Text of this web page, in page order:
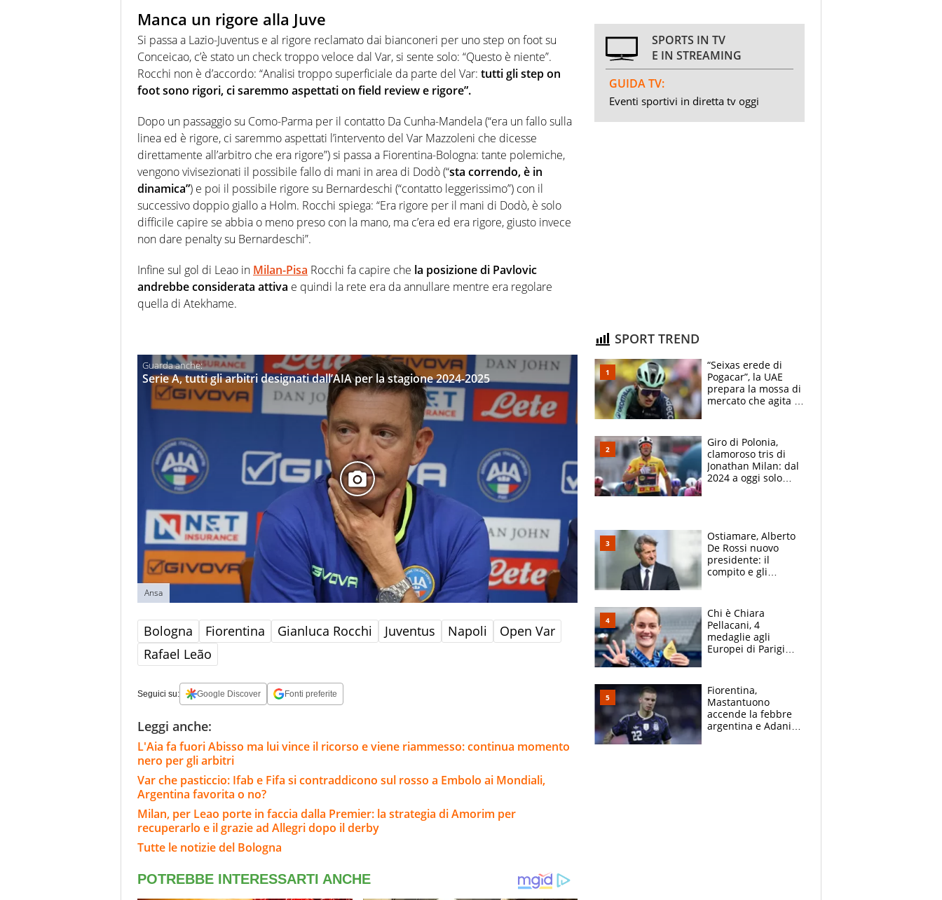
Manca un rigore alla Juve
Si passa a Lazio-Juventus e al rigore reclamato dai bianconeri per uno step on foot su
Conceicao, c’è stato un check troppo veloce dal Var, si sente solo: “Questo è niente”.
Rocchi non è d’accordo: “Analisi troppo superficiale da parte del Var: tutti gli step on
foot sono rigori, ci saremmo aspettati on field review e rigore”.
Dopo un passaggio su Como-Parma per il contatto Da Cunha-Mandela (“era un fallo sulla
linea ed è rigore, ci saremmo aspettati l’intervento del Var Mazzoleni che dicesse
direttamente all’arbitro che era rigore”) si passa a Fiorentina-Bologna: tante polemiche,
vengono vivisezionati il possibile fallo di mani in area di Dodò (“sta correndo, è in
dinamica”) e poi il possibile rigore su Bernardeschi (“contatto leggerissimo”) con il
successivo doppio giallo a Holm. Rocchi spiega: “Era rigore per il mani di Dodò, è solo
difficile capire se abbia o meno preso con la mano, ma c’era ed era rigore, giusto invece
non dare penalty su Bernardeschi”.
Infine sul gol di Leao in Milan-Pisa Rocchi fa capire che la posizione di Pavlovic
andrebbe considerata attiva e quindi la rete era da annullare mentre era regolare
quella di Atekhame.
Serie A, tutti gli arbitri designati dall’AIA per la stagione 2024-2025
Ansa
Bologna Fiorentina Gianluca Rocchi Juventus Napoli
Open Var
Rafael Leão
Seguici su: Google Discover Fonti preferite
Leggi anche:
L'Aia fa fuori Abisso ma lui vince il ricorso e viene riammesso: continua momento
nero per gli arbitri
Var che pasticcio: Ifab e Fifa si contraddicono sul rosso a Embolo ai Mondiali,
Argentina favorita o no?
Milan, per Leao porte in faccia dalla Premier: la strategia di Amorim per
recuperarlo e il grazie ad Allegri dopo il derby
Tutte le notizie del Bologna
SPORTS IN TV
E IN STREAMING
GUIDA TV:
Eventi sportivi in diretta tv oggi
SPORT TREND
“Seixas erede di
Pogacar”, la UAE
prepara la mossa di
mercato che agita la
a Burgos
Giro di Polonia,
clamoroso tris di
Jonathan Milan: dal
2024 a oggi solo
Ostiamare, Alberto
De Rossi nuovo
presidente: il
compito e gli
Chi è Chiara
Pellacani, 4
medaglie agli
Europei di Parigi
giornalista, mamma
insegnante e il
fratello calciatore
Fiorentina,
Mastantuono
accende la febbre
argentina e Adani